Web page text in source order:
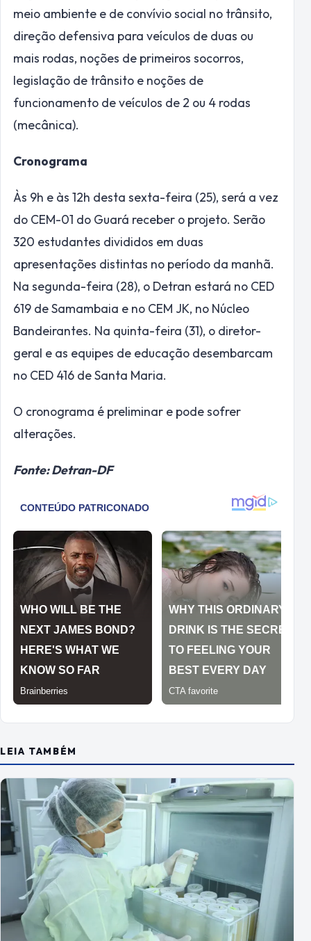
meio ambiente e de convívio social no trânsito,
direção defensiva para veículos de duas ou
mais rodas, noções de primeiros socorros,
legislação de trânsito e noções de
funcionamento de veículos de 2 ou 4 rodas
(mecânica).
Cronograma
Às 9h e às 12h desta sexta-feira (25), será a vez
do CEM-01 do Guará receber o projeto. Serão
320 estudantes divididos em duas
apresentações distintas no período da manhã.
Na segunda-feira (28), o Detran estará no CED
619 de Samambaia e no CEM JK, no Núcleo
Bandeirantes. Na quinta-feira (31), o diretor-
geral e as equipes de educação desembarcam
no CED 416 de Santa Maria.
O cronograma é preliminar e pode sofrer
alterações.
Fonte: Detran-DF
LEIA TAMBÉM